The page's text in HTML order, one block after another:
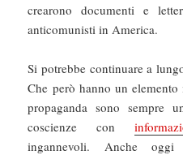
crearono documenti e
anticomunisti in America.
Si potrebbe continuare a
Che però hanno un
propaganda sono sempre
coscienze con
ingannevoli. Anche